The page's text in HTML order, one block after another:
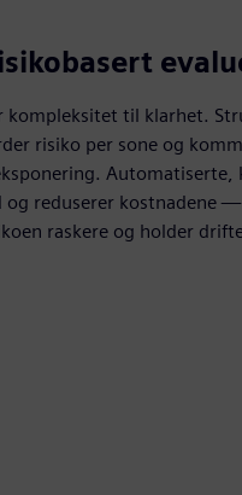
kompleksitet til klarhet.
risiko per sone og
Automatiserte,
reduserer kostnadene
raskere og holder